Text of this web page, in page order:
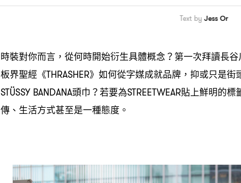
Text by Jess Or
時裝對你而言 ， 從何時開始衍生具體概念？第一次拜讀長
板界聖經《THRASHER》如何從字媒成就品牌 ， 抑或只是街
STÜSSY BANDANA頭巾 ？若要為STREETWEAR貼上鮮明的標
傳、生活方式甚至是一種態度。